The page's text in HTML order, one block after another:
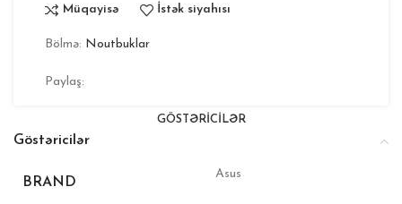
Müqayisə İstək siyahısı
Bölmə: Noutbuklar
Paylaş:
GÖSTƏRICILƏR
Göstəricilər
BRAND
Asus